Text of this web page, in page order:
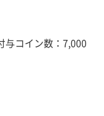
与コイン数：7,000